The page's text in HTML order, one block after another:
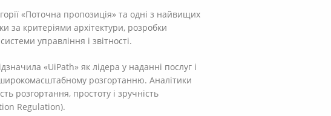
«Поточна пропозиція» та одні з найвищих
за критеріями архітектури, розробки
управління і звітності.
«UiPath» як лідера у наданні послуг і
розгортанню. Аналітики
розгортання, простоту і зручність
Regulation).